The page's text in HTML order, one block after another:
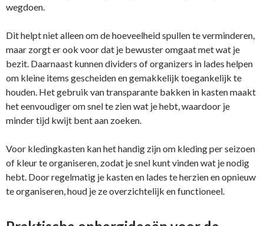
wegdoen.
Dit helpt niet alleen om de hoeveelheid spullen te verminderen,
maar zorgt er ook voor dat je bewuster omgaat met wat je
bezit. Daarnaast kunnen dividers of organizers in lades helpen
om kleine items gescheiden en gemakkelijk toegankelijk te
houden. Het gebruik van transparante bakken in kasten maakt
het eenvoudiger om snel te zien wat je hebt, waardoor je
minder tijd kwijt bent aan zoeken.
Voor kledingkasten kan het handig zijn om kleding per seizoen
of kleur te organiseren, zodat je snel kunt vinden wat je nodig
hebt. Door regelmatig je kasten en lades te herzien en opnieuw
te organiseren, houd je ze overzichtelijk en functioneel.